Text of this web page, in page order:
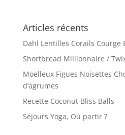
Articles récents
Dahl Lentilles Corails Courge
Shortbread Millionnaire /
Moelleux Figues Noisettes
d’agrumes
Recette Coconut Bliss Balls
Séjours Yoga, Où partir ?